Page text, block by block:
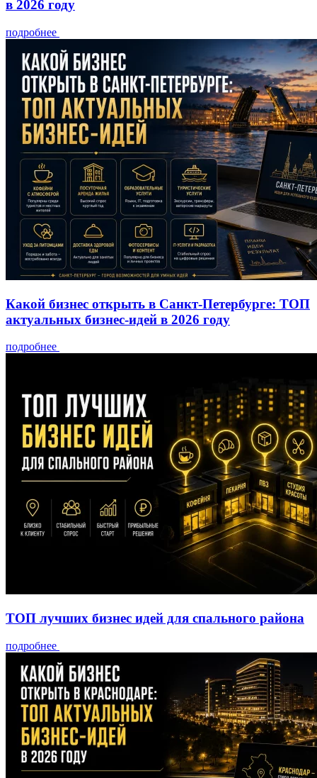
в 2026 году
подробнее
Какой бизнес открыть в Санкт-Петербурге: ТОП
актуальных бизнес-идей в 2026 году
подробнее
ТОП лучших бизнес идей для спального района
подробнее